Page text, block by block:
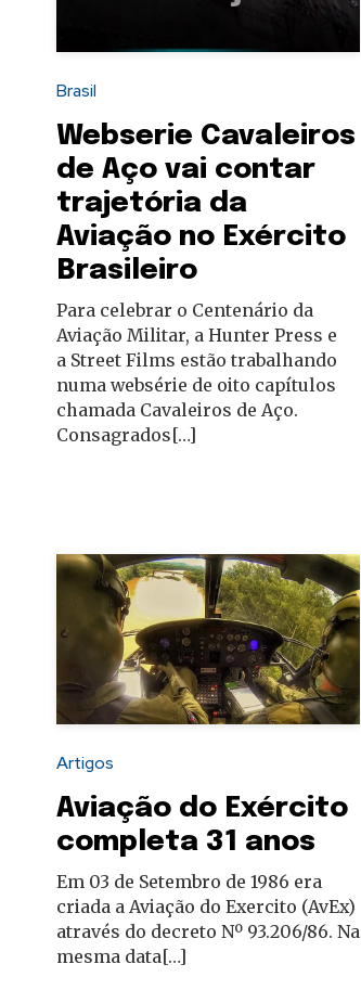
Brasil
Webserie Cavaleiros
de Aço vai contar
trajetória da
Aviação no Exército
Brasileiro
Para celebrar o Centenário da
Aviação Militar, a Hunter Press e
a Street Films estão trabalhando
numa websérie de oito capítulos
chamada Cavaleiros de Aço.
Consagrados[…]
Artigos
Aviação do Exército
completa 31 anos
Em 03 de Setembro de 1986 era
criada a Aviação do Exercito (AvEx)
através do decreto Nº 93.206/86. Na
mesma data[…]